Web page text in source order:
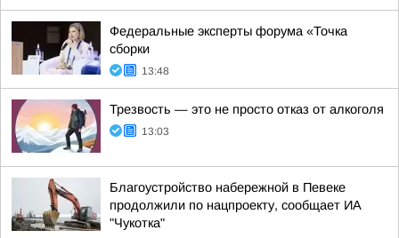
Федеральные эксперты форума «Точка
сборки
13:48
Трезвость — это не просто отказ от алкоголя
13:03
Благоустройство набережной в Певеке
продолжили по нацпроекту, сообщает ИА
"Чукотка"